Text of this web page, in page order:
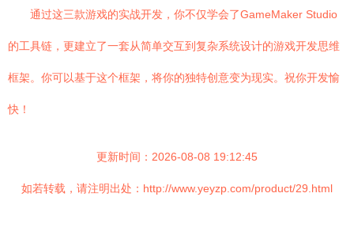
通过这三款游戏的实战开发，你不仅学会了GameMaker Studio
的工具链，更建立了一套从简单交互到复杂系统设计的游戏开发思维
框架。你可以基于这个框架，将你的独特创意变为现实。祝你开发愉
快！
更新时间：2026-08-08 19:12:45
如若转载，请注明出处：http://www.yeyzp.com/product/29.html